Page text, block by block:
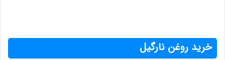
خرید روغن نارگیل